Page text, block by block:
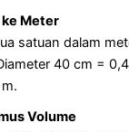
ke Meter
satuan dalam
40 cm =
Volume